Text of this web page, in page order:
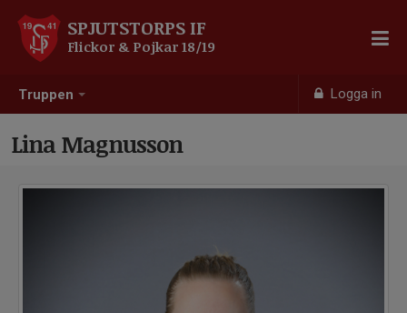
Truppen Logga in
SPJUTSTORPS IF
Flickor & Pojkar 18/19
Lina Magnusson